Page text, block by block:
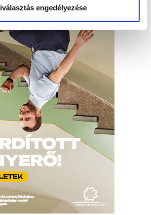
engedélyezése